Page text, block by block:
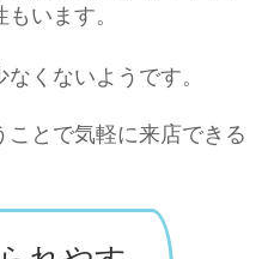
います。
くないようです。
とで気軽に来店できる